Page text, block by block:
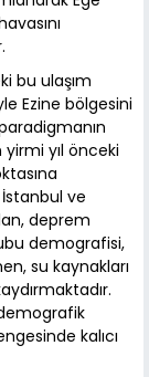
bu ulaşım
Ezine bölgesini
yıl önceki
İstanbul ve
deprem
demografisi,
su kaynakları
kalıcı